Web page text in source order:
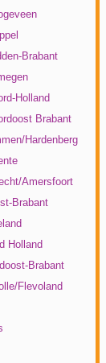
Brabant
Holland
Brabant
Hardenberg
Amersfoort
Brabant
Holland
Brabant
Flevoland